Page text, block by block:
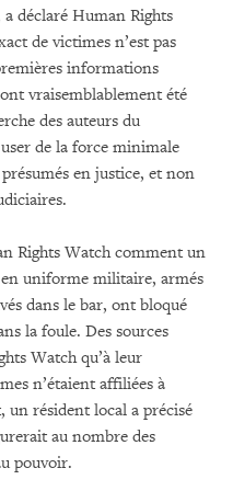
déclaré Human Rights
de victimes n’est pas
informations
vraisemblablement été
des auteurs du
de la force minimale
en justice, et non
Rights Watch comment un
uniforme militaire, armés
dans le bar, ont bloqué
la foule. Des sources
Watch qu’à leur
n’étaient affiliées à
résident local a précisé
au nombre des
pouvoir.